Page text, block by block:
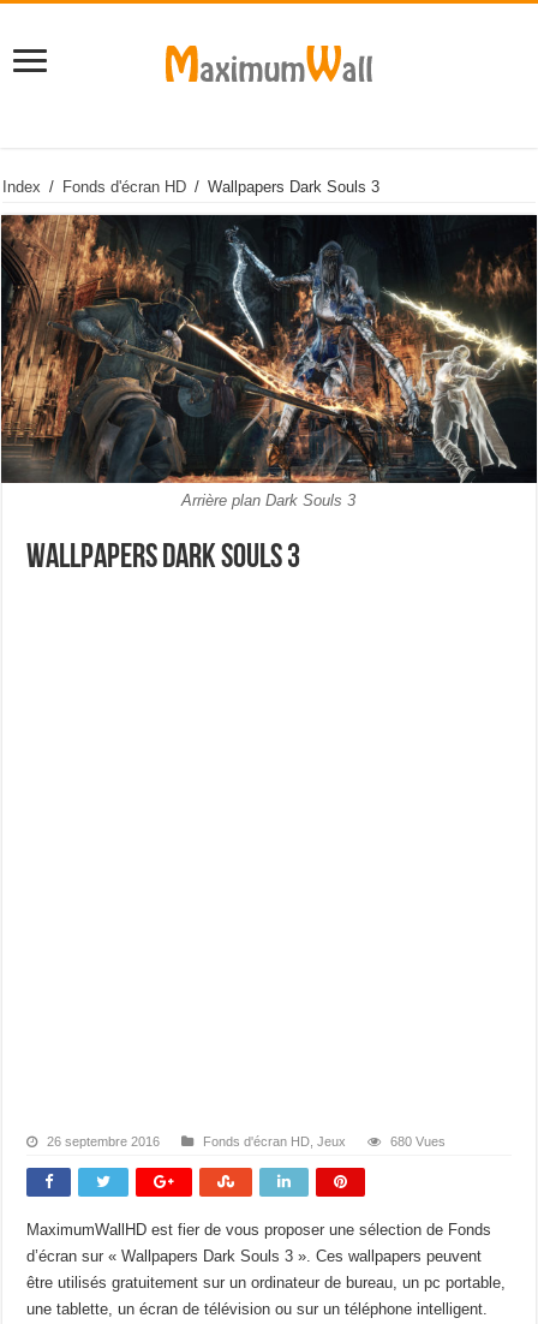
Index / Fonds d'écran HD / Wallpapers Dark Souls 3
Arrière plan Dark Souls 3
Wallpapers Dark Souls 3
26 septembre 2016 Fonds d'écran HD ,Jeux 680 Vues
MaximumWallHD est fier de vous proposer une sélection de Fonds
d’écran sur « Wallpapers Dark Souls 3 ». Ces wallpapers peuvent
être utilisés gratuitement sur un ordinateur de bureau, un pc portable,
une tablette, un écran de télévision ou sur un téléphone intelligent.